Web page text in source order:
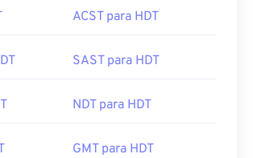
ACST para HDT
SAST para HDT
NDT para HDT
GMT para HDT